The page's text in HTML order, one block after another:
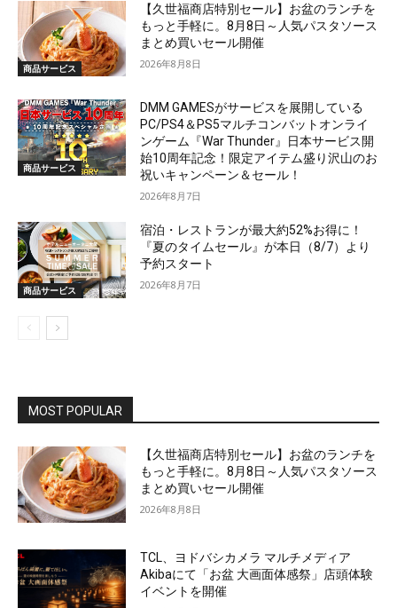
商品サービス
【久世福商店特別セール】お盆のランチを
もっと手軽に。8月8日～人気パスタソース
まとめ買いセール開催
2026年8月8日
商品サービス
DMM GAMESがサービスを展開している
PC/PS4＆PS5マルチコンバットオンライ
ンゲーム『War Thunder』日本サービス開
始10周年記念！限定アイテム盛り沢山のお
祝いキャンペーン＆セール！
2026年8月7日
商品サービス
宿泊・レストランが最大約52%お得に！
『夏のタイムセール』が本日（8/7）より
予約スタート
2026年8月7日
MOST POPULAR
【久世福商店特別セール】お盆のランチを
もっと手軽に。8月8日～人気パスタソース
まとめ買いセール開催
2026年8月8日
TCL、ヨドバシカメラ マルチメディア
Akibaにて「お盆 大画面体感祭」店頭体験
イベントを開催